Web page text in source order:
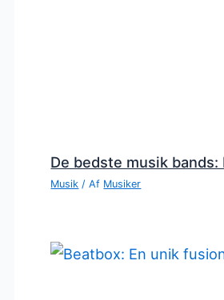
De bedste musik
Musik / Af Musiker